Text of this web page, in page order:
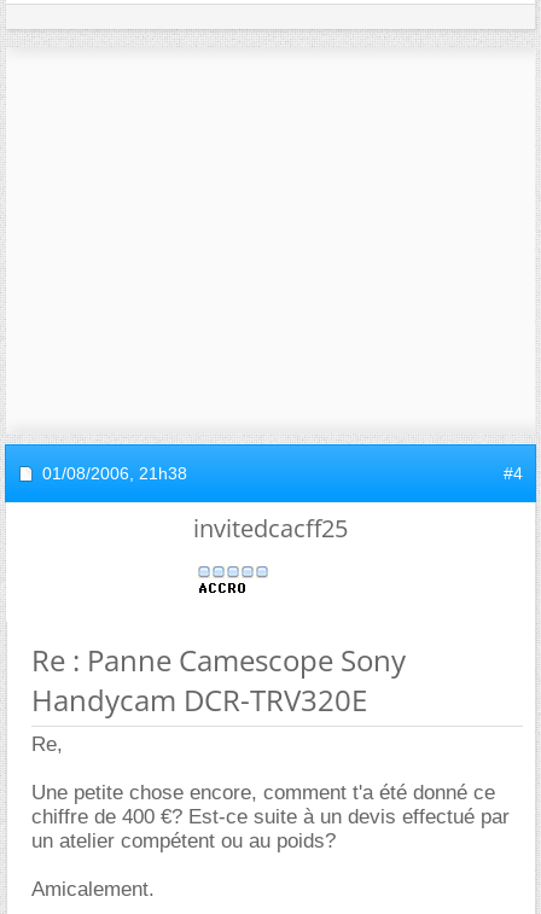
01/08/2006, 21h38 #4
invitedcacff25
Re : Panne Camescope Sony
Handycam DCR-TRV320E
Re,
Une petite chose encore, comment t'a été donné ce
chiffre de 400 €? Est-ce suite à un devis effectué par
un atelier compétent ou au poids?
Amicalement.